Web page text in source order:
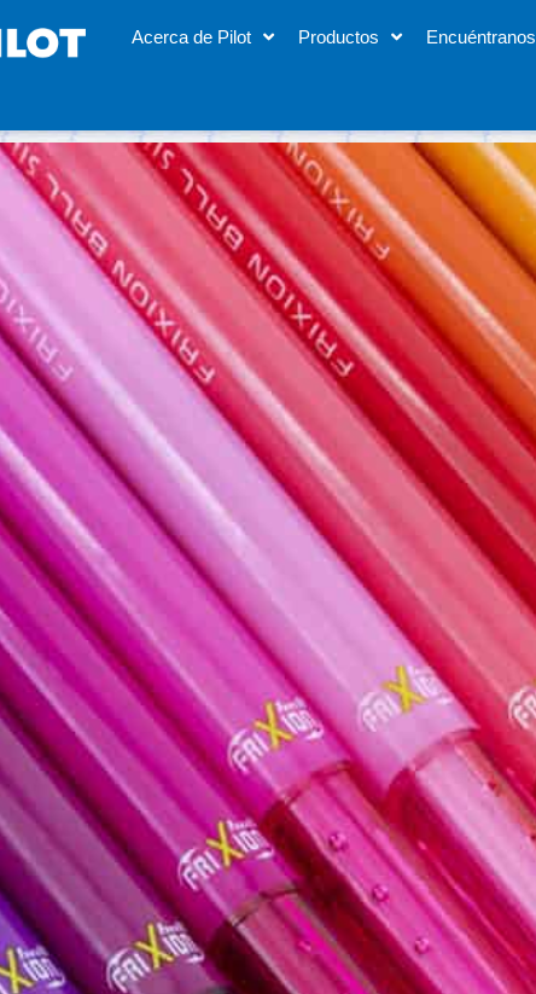
Acerca de Pilot Productos Encuéntranos